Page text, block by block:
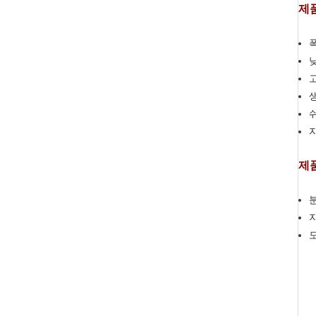
제
제